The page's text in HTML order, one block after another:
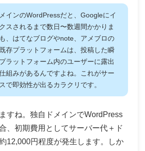
インのWordPressだと、Googleにイ
スされるまで数日〜数週間かかりま
、はてなブログやnote、アメブロの
存プラットフォームは、投稿した瞬
ラットフォーム内のユーザーに露出
組みがあるんですよね。これがサー
で即効性が出るカラクリです。
すね。独自ドメインでWordPress
、初期費用としてサーバー代＋ド
12,000円程度が発生します。しか